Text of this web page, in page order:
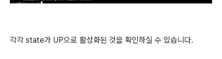
각각 state가 UP으로 활성화된 것을 확인하실 수 있습니다.